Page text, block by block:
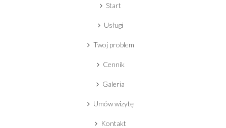
Start
Usługi
Twoj problem
Cennik
Galeria
Umów wizytę
Kontakt